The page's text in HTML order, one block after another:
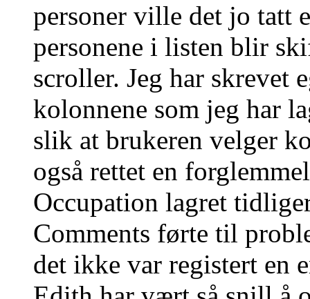
personer ville det jo tatt
personene i listen blir
scroller. Jeg har skrevet
kolonnene som jeg har
slik at brukeren velger
også rettet en
Occupation lagret
Comments førte til
det ikke var registert en